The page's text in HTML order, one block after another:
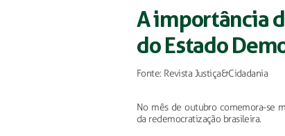
A importância
do Estado
Fonte: Revista Justiça&Cidadania
No mês de outubro comemora-se
da redemocratização brasileira.